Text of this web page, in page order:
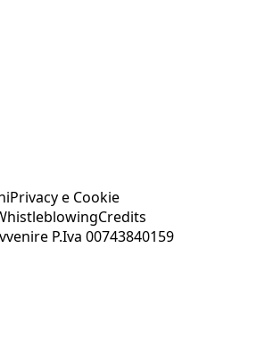
Privacy e Cookie
Credits
P.Iva 00743840159